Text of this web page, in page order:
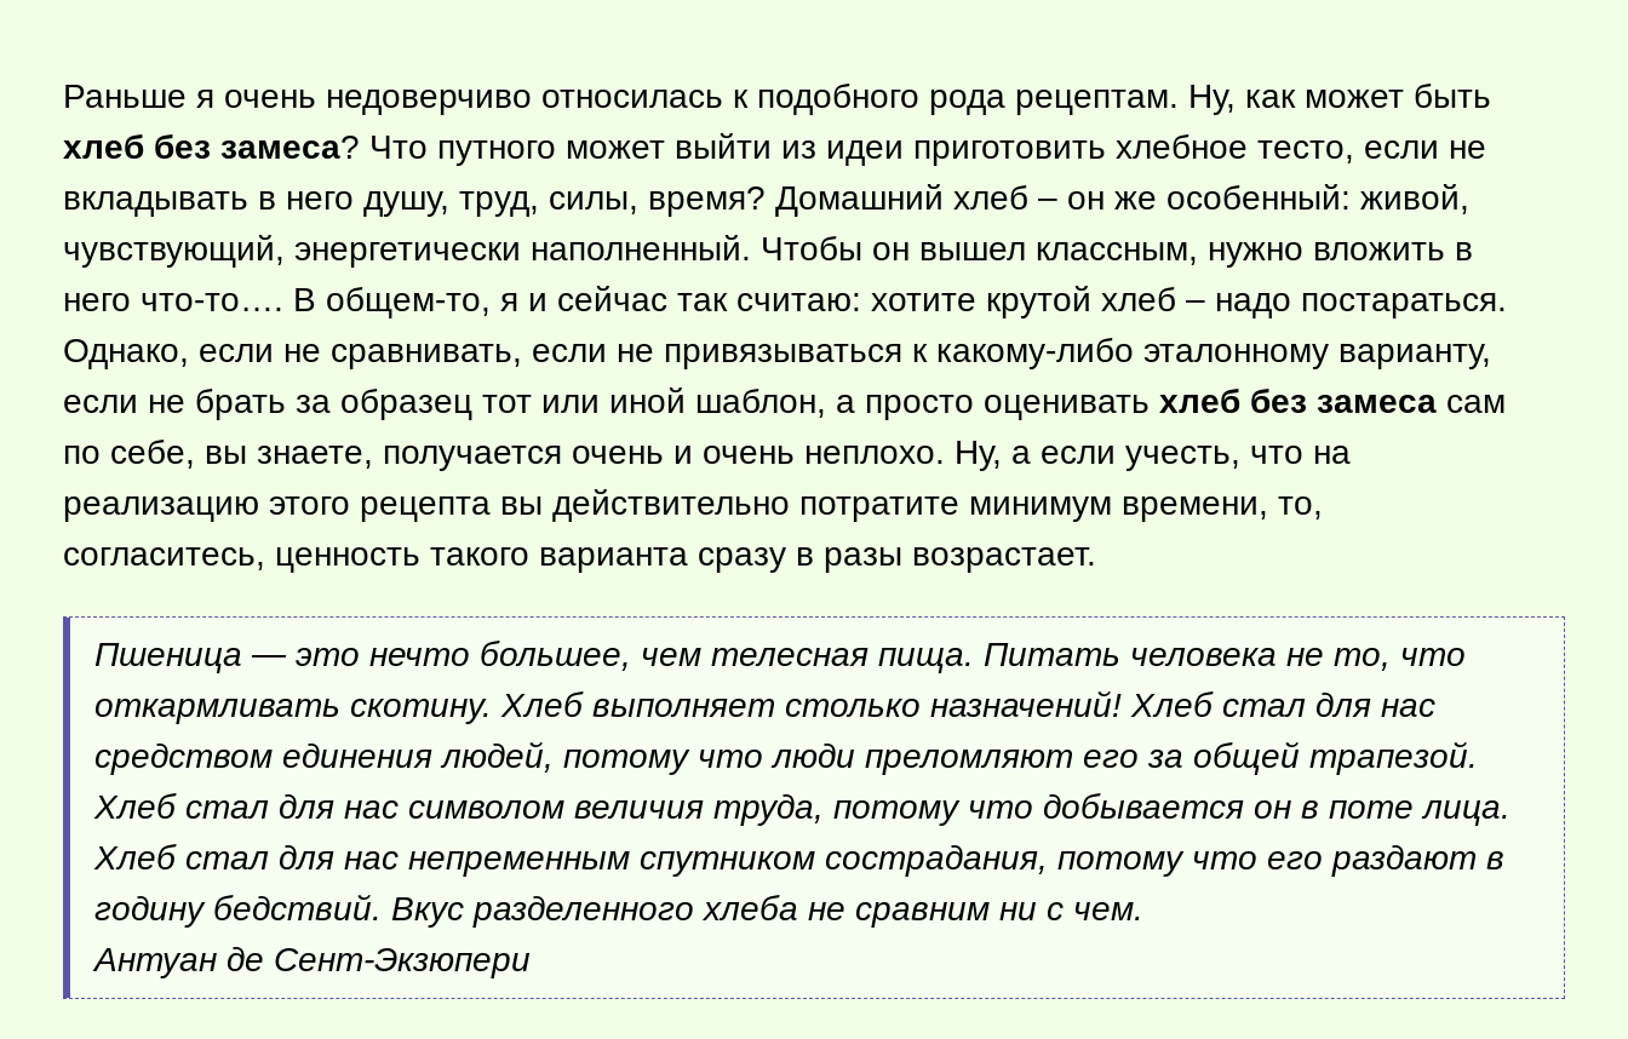
Раньше я очень недоверчиво относилась к подобного рода рецептам. Ну, как может быть
хлеб без замеса? Что путного может выйти из идеи приготовить хлебное тесто, если не
вкладывать в него душу, труд, силы, время? Домашний хлеб – он же особенный: живой,
чувствующий, энергетически наполненный. Чтобы он вышел классным, нужно вложить в
него что-то…. В общем-то, я и сейчас так считаю: хотите крутой хлеб – надо постараться.
Однако, если не сравнивать, если не привязываться к какому-либо эталонному варианту,
если не брать за образец тот или иной шаблон, а просто оценивать хлеб без замеса сам
по себе, вы знаете, получается очень и очень неплохо. Ну, а если учесть, что на
реализацию этого рецепта вы действительно потратите минимум времени, то,
согласитесь, ценность такого варианта сразу в разы возрастает.
Пшеница — это нечто большее, чем телесная пища. Питать человека не то, что
откармливать скотину. Хлеб выполняет столько назначений! Хлеб стал для нас
средством единения людей, потому что люди преломляют его за общей трапезой.
Хлеб стал для нас символом величия труда, потому что добывается он в поте лица.
Хлеб стал для нас непременным спутником сострадания, потому что его раздают в
годину бедствий. Вкус разделенного хлеба не сравним ни с чем.
Антуан де Сент-Экзюпери